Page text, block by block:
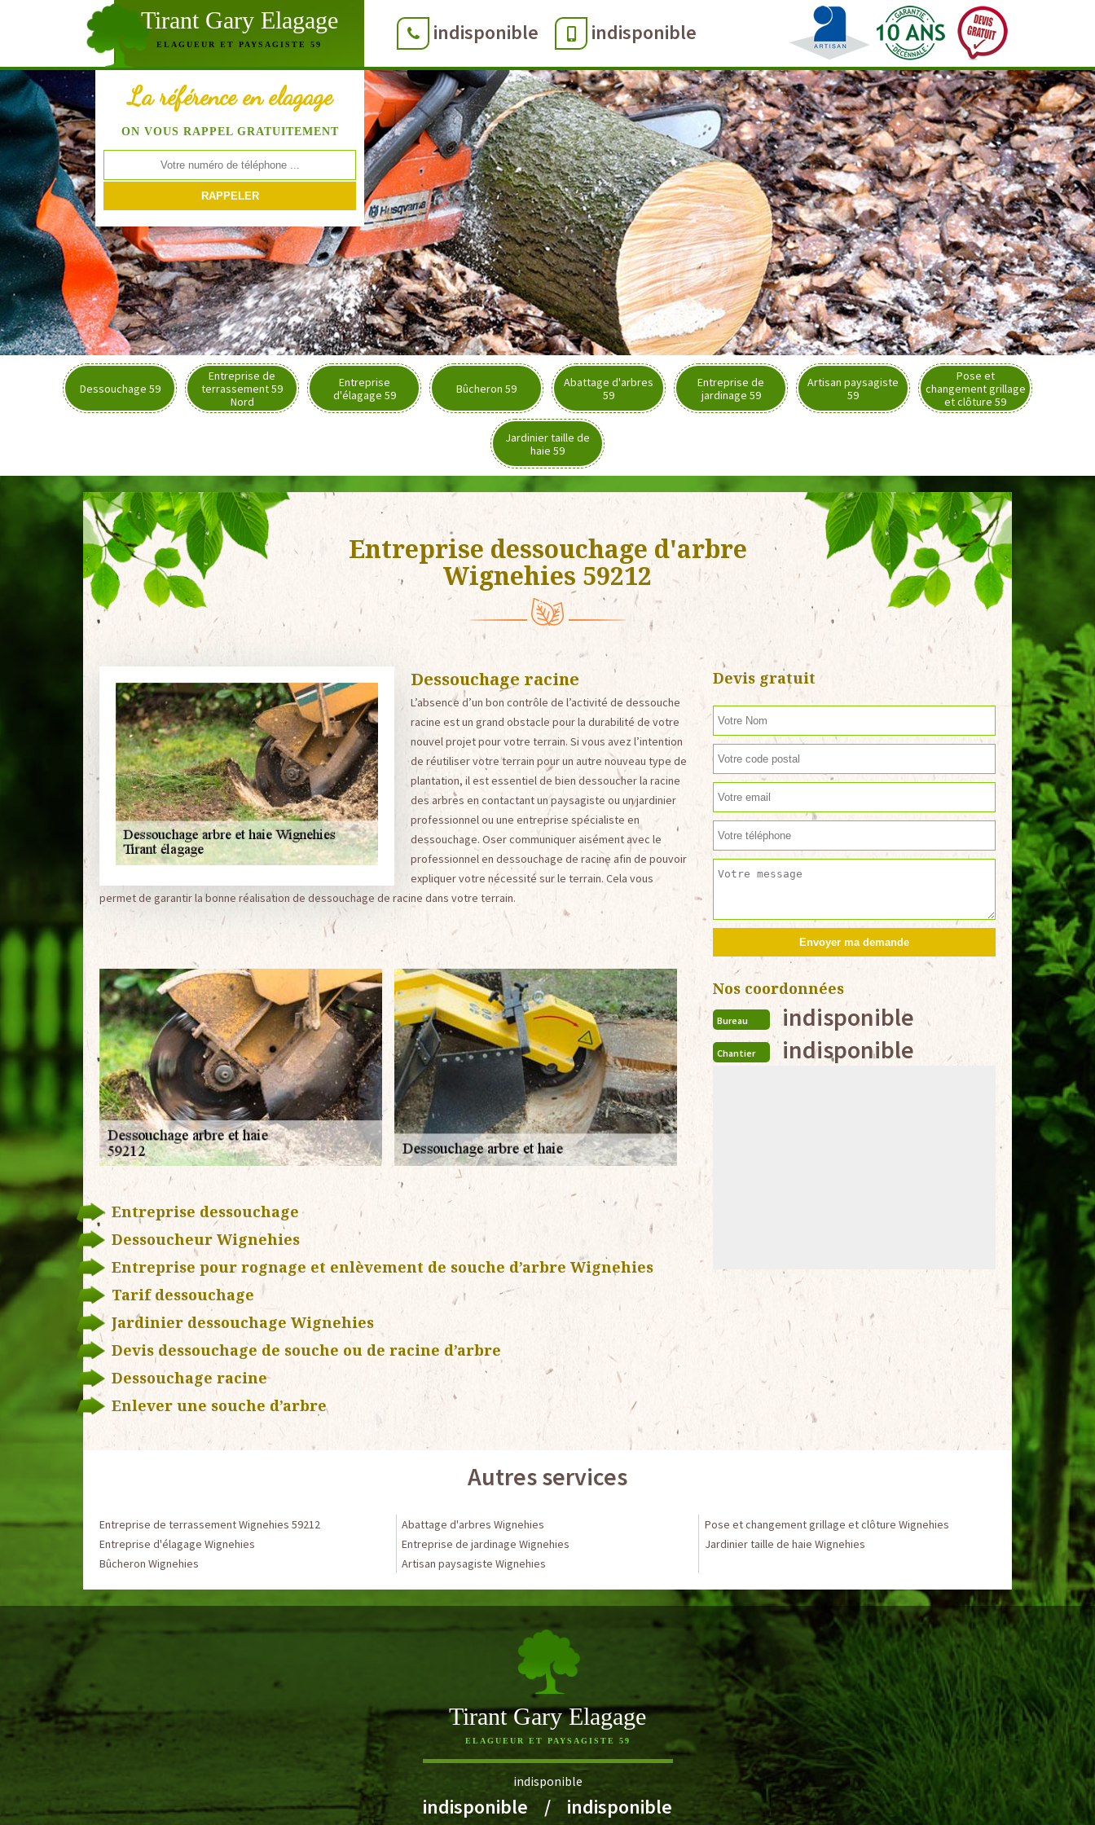
Tirant Gary Elagage
ELAGUEUR ET PAYSAGISTE 59 indisponible indisponible
La référence en elagage
ON VOUS RAPPEL GRATUITEMENT
Dessouchage 59
Entreprise de
terrassement 59
Nord
Entreprise
d'élagage 59
Bûcheron 59
Abattage d'arbres
59
Entreprise de
jardinage 59
Artisan paysagiste
59
Pose et
changement grillage
et clôture 59
Jardinier taille de
haie 59
Entreprise dessouchage d'arbre
Wignehies 59212
Dessouchage racine
L’absence d’un bon contrôle de l’activité de dessouche
racine est un grand obstacle pour la durabilité de votre
nouvel projet pour votre terrain. Si vous avez l’intention
de réutiliser votre terrain pour un autre nouveau type de
plantation, il est essentiel de bien dessoucher la racine
des arbres en contactant un paysagiste ou un jardinier
professionnel ou une entreprise spécialiste en
dessouchage. Oser communiquer aisément avec le
professionnel en dessouchage de racine afin de pouvoir
expliquer votre nécessité sur le terrain. Cela vous
permet de garantir la bonne réalisation de dessouchage de racine dans votre terrain.
Entreprise dessouchage
Dessoucheur Wignehies
Entreprise pour rognage et enlèvement de souche d’arbre Wignehies
Tarif dessouchage
Jardinier dessouchage Wignehies
Devis dessouchage de souche ou de racine d’arbre
Dessouchage racine
Enlever une souche d’arbre
Devis gratuit
Nos coordonnées
Bureau indisponible
Chantier indisponible
Autres services
Entreprise de terrassement Wignehies 59212
Entreprise d'élagage Wignehies
Bûcheron Wignehies
Abattage d'arbres Wignehies
Entreprise de jardinage Wignehies
Artisan paysagiste Wignehies
Pose et changement grillage et clôture Wignehies
Jardinier taille de haie Wignehies
Tirant Gary Elagage
ELAGUEUR ET PAYSAGISTE 59
indisponible
indisponible / indisponible